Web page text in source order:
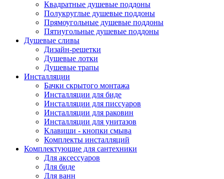
Квадратные душевые поддоны
Полукруглые душевые поддоны
Прямоугольные душевые поддоны
Пятиугольные душевые поддоны
Душевые сливы
Дизайн-решетки
Душевые лотки
Душевые трапы
Инсталляции
Бачки скрытого монтажа
Инсталляции для биде
Инсталляции для писсуаров
Инсталляции для раковин
Инсталляции для унитазов
Клавиши - кнопки смыва
Комплекты инсталляций
Комплектующие для сантехники
Для аксессуаров
Для биде
Для ванн